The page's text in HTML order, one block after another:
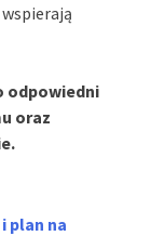
odpowiedni
oraz
plan na